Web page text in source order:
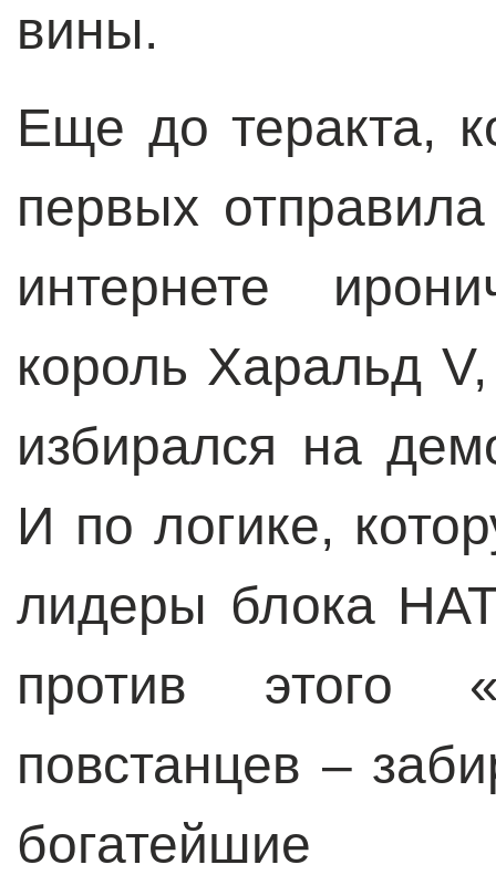
вины.
Еще до теракта,
первых
интернете
король Харальд
избирался на
И по логике,
лидеры блока
против этого
повстанцев –